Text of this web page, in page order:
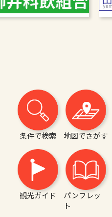
条件で検索 地図でさがす
観光ガイド
パンフレッ
ト